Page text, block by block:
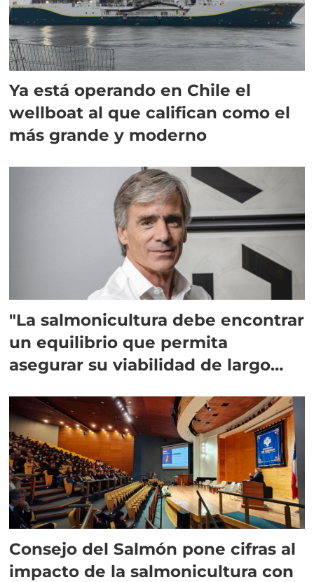
Ya está operando en Chile el
wellboat al que califican como el
más grande y moderno
"La salmonicultura debe encontrar
un equilibrio que permita
asegurar su viabilidad de largo
Consejo del Salmón pone cifras al
impacto de la salmonicultura con